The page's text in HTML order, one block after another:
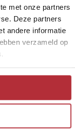
met onze partners
Deze partners
andere informatie
verzameld op
Wells
uur naar het Wells
kronkelende